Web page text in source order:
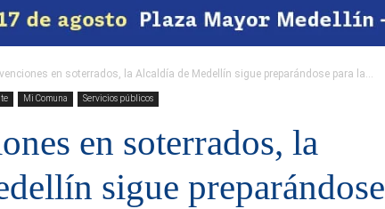
en soterrados, la Alcaldía de Medellín sigue preparándose para la...
Mi Comuna Servicios públicos
en soterrados, la
sigue preparándose